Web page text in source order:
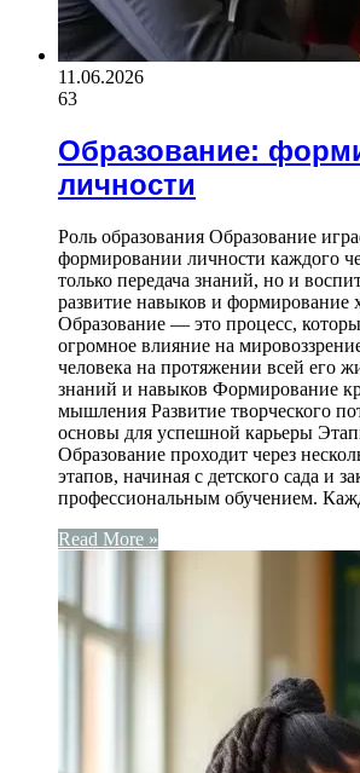
11.06.2026
63
Образование:
личности
Роль образования Образование
формировании личности каждого
только передача знаний, но и
развитие навыков и формирование
Образование — это процесс,
огромное влияние на
человека на протяжении всей его
знаний и навыков Формирование
мышления Развитие творческого
основы для успешной карьеры
Образование проходит через
этапов, начиная с детского сада и
профессиональным обучением.
Read More »